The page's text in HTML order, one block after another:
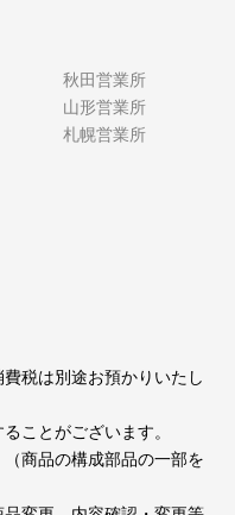
秋田営業所
山形営業所
札幌営業所
税は別途お預かりいたし
ことがございます。
商品の構成部品の一部を